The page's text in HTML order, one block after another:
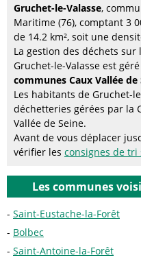
Gruchet-le-Valasse,
Maritime (76), comptant 3
de 14.2 km², soit une
La gestion des déchets
Gruchet-le-Valasse est
communes Caux Vallée de
Les habitants de Gruchet-
déchetteries gérées par la
Vallée de Seine.
Avant de vous déplacer
vérifier les consignes de tri
Les communes
Saint-Eustache-la-Forêt
Bolbec
Saint-Antoine-la-Forêt